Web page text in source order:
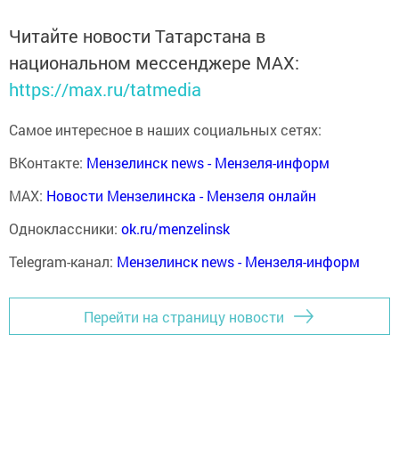
Читайте новости Татарстана в
национальном мессенджере MАХ:
https://max.ru/tatmedia
Самое интересное в наших социальных сетях:
ВКонтакте: Мензелинск news - Мензеля-информ
MAX: Новости Мензелинска - Мензеля онлайн
Одноклассники: ok.ru/menzelinsk
Telegram-канал: Мензелинск news - Мензеля-информ
Перейти на страницу новости